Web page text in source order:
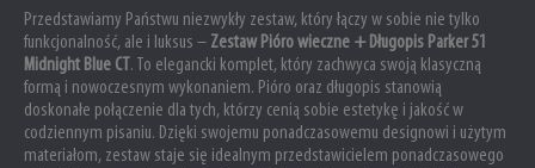
Przedstawiamy Państwu niezwykły zestaw, który łączy w sobie nie tylko
funkcjonalność, ale i luksus – Zestaw Pióro wieczne + Długopis Parker 51
Midnight Blue CT . To elegancki komplet, który zachwyca swoją klasyczną
formą i nowoczesnym wykonaniem. Pióro oraz długopis stanowią
doskonałe połączenie dla tych, którzy cenią sobie estetykę i jakość w
codziennym pisaniu. Dzięki swojemu ponadczasowemu designowi i użytym
materiałom, zestaw staje się idealnym przedstawicielem ponadczasowego